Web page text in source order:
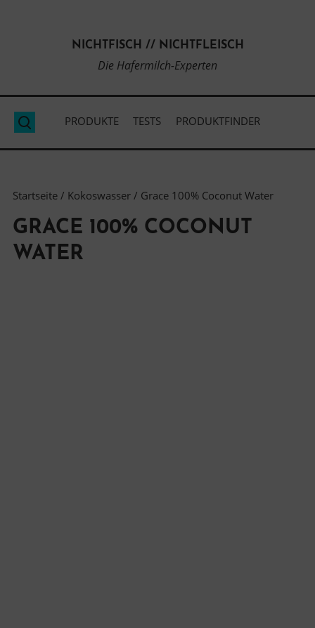
NICHTFISCH // NICHTFLEISCH
Die Hafermilch-Experten
Suche
PRODUKTE TESTS PRODUKTFINDER
Startseite/ Kokoswasser/ Grace 100% Coconut Water
GRACE 100% COCONUT
WATER